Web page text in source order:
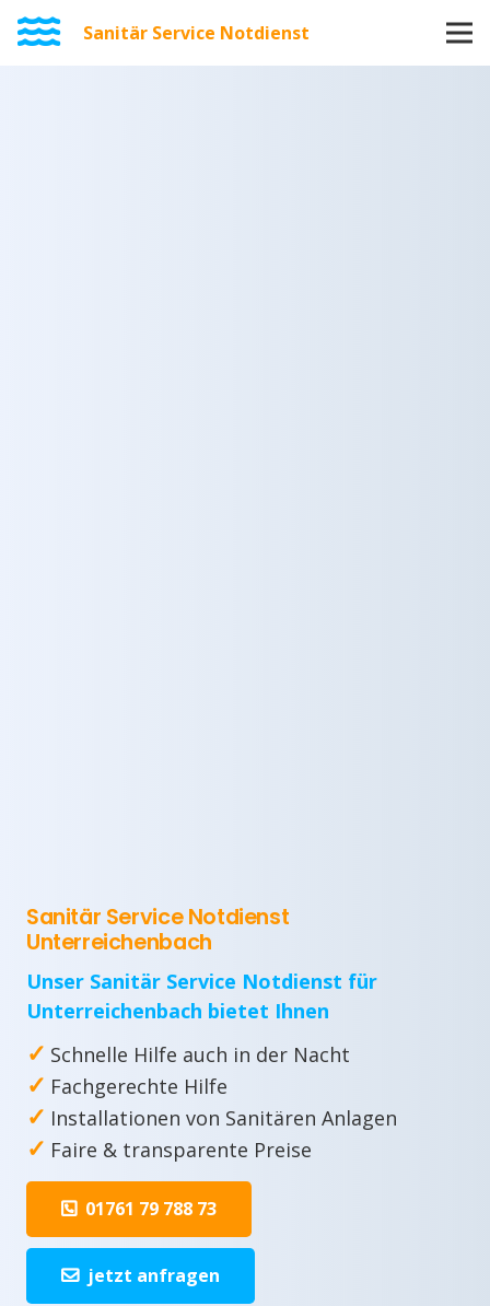
Sanitär Service Notdienst
Sanitär Service Notdienst
Unterreichenbach
Unser Sanitär Service Notdienst für
Unterreichenbach bietet Ihnen
✓ Schnelle Hilfe auch in der Nacht
✓ Fachgerechte Hilfe
✓ Installationen von Sanitären Anlagen
✓ Faire & transparente Preise
01761 79 788 73
jetzt anfragen